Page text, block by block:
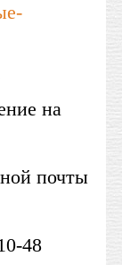
на
почты
48